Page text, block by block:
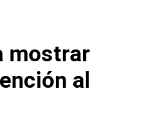
mostrar
al